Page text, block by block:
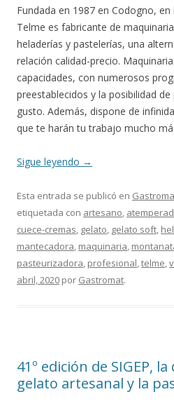
Fundada en 1987 en Codogno,
Telme es fabricante de
heladerías y pastelerías, una
relación calidad-precio.
capacidades, con numerosos
preestablecidos y la posibilidad
gusto. Además, dispone de
que te harán tu trabajo mucho
Sigue leyendo →
Esta entrada se publicó en
etiquetada con artesano,
cuece-cremas, gelato, gelato soft,
mantecadora, maquinaria,
pasteurizadora, profesional,telme,
abril, 2020 por Gastromat.
41º edición de SIGEP,
gelato artesanal y la